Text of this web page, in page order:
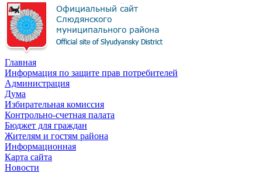
Главная
Информация по защите прав потребителей
Администрация
Дума
Избирательная комиссия
Контрольно-счетная палата
Бюджет для граждан
Жителям и гостям района
Информационная
Карта сайта
Новости